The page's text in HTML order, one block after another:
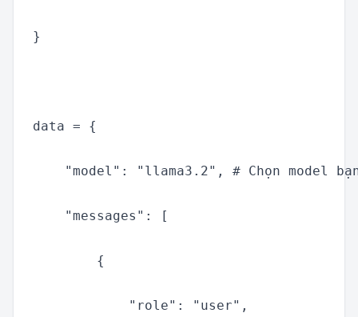
}
data = {
"model": "llama3.2", # Chọn model
    "messages": [
        {
            "role": "user",